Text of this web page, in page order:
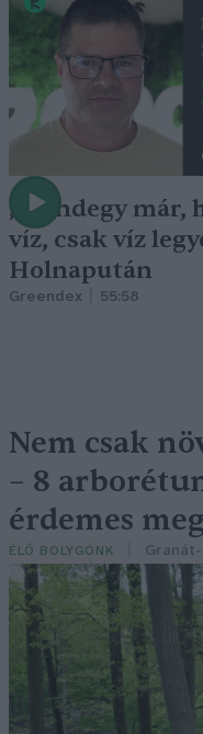
„Mindegy már,
víz, csak víz
Holnapután
Greendex 55:58
Nem csak
– 8
érdemes
ÉLŐ BOLYGÓNK